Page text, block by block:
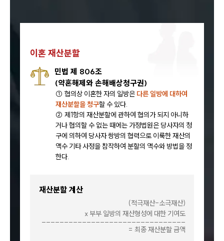
이혼 재산분할
민법 제 806조
(약혼해제와 손해배상청구권)
① 협의상 이혼한 자의 일방은 다른 일방에 대하여
재산분할을 청구할 수 있다.
② 제1항의 재산분할에 관하여 협의가 되지 아니하
거나 협의할 수 없는 때에는 가정법원은 당사자의 청
구에 의하여 당사자 쌍방의 협력으로 이룩한 재산의
액수 기타 사정을 참작하여 분할의 액수와 방법을 정
한다.
재산분할 계산
(적극재산-소극재산)
x 부부 일방의 재산형성에 대한 기여도
________________________________
= 최종 재산분할 금액